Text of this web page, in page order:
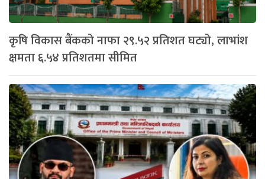
कृषि विकास बैंकको नाफा २९.५२ प्रतिशत घट्यो, लाभांश
क्षमता ६.५४ प्रतिशतमा सीमित